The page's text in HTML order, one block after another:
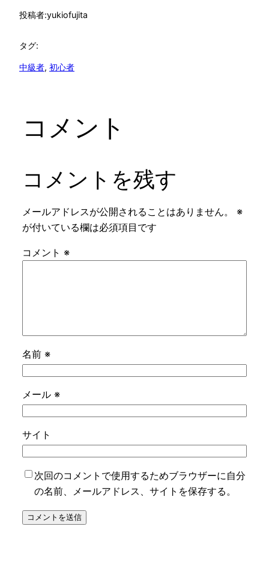
投稿者:yukiofujita
タグ:
中級者, 初心者
コメント
コメントを残す
メールアドレスが公開されることはありません。
※
が付いている欄は必須項目です
コメント ※
名前 ※
メール ※
サイト
次回のコメントで使用するためブラウザーに自分
の名前、メールアドレス、サイトを保存する。